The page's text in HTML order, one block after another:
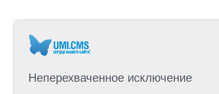
Неперехваченное исключение